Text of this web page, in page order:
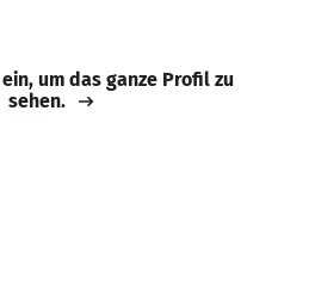
um das ganze Profil zu
sehen.